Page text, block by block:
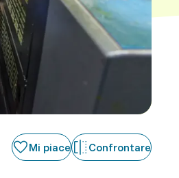
Mi piace Confrontare